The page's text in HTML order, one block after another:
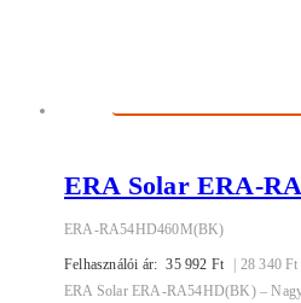
ERA Solar ERA-
ERA-RA54HD460M(BK)
Felhasználói ár: 35 992 Ft | 28 340Ft
ERA Solar ERA-RA54HD(BK) – Nagy